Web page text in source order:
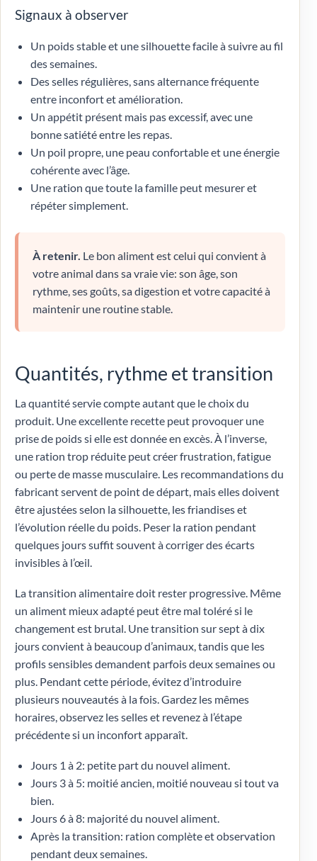
Signaux à observer
Un poids stable et une silhouette facile à suivre au fil
des semaines.
Des selles régulières, sans alternance fréquente
entre inconfort et amélioration.
Un appétit présent mais pas excessif, avec une
bonne satiété entre les repas.
Un poil propre, une peau confortable et une énergie
cohérente avec l’âge.
Une ration que toute la famille peut mesurer et
répéter simplement.
À retenir. Le bon aliment est celui qui convient à
votre animal dans sa vraie vie: son âge, son
rythme, ses goûts, sa digestion et votre capacité à
maintenir une routine stable.
Quantités, rythme et transition
La quantité servie compte autant que le choix du
produit. Une excellente recette peut provoquer une
prise de poids si elle est donnée en excès. À l’inverse,
une ration trop réduite peut créer frustration, fatigue
ou perte de masse musculaire. Les recommandations du
fabricant servent de point de départ, mais elles doivent
être ajustées selon la silhouette, les friandises et
l’évolution réelle du poids. Peser la ration pendant
quelques jours suffit souvent à corriger des écarts
invisibles à l’œil.
La transition alimentaire doit rester progressive. Même
un aliment mieux adapté peut être mal toléré si le
changement est brutal. Une transition sur sept à dix
jours convient à beaucoup d’animaux, tandis que les
profils sensibles demandent parfois deux semaines ou
plus. Pendant cette période, évitez d’introduire
plusieurs nouveautés à la fois. Gardez les mêmes
horaires, observez les selles et revenez à l’étape
précédente si un inconfort apparaît.
Jours 1 à 2: petite part du nouvel aliment.
Jours 3 à 5: moitié ancien, moitié nouveau si tout va
bien.
Jours 6 à 8: majorité du nouvel aliment.
Après la transition: ration complète et observation
pendant deux semaines.